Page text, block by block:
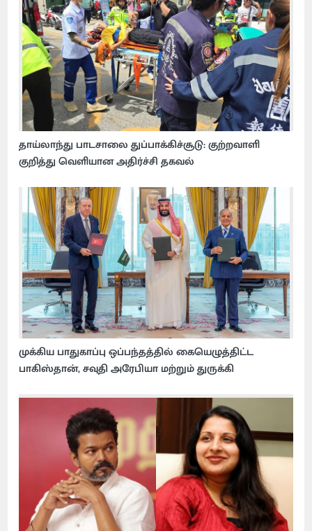
தாய்லாந்து பாடசாலை துப்பாக்கிச்சூடு: குற்றவாளி
குறித்து வெளியான அதிர்ச்சி தகவல்
முக்கிய பாதுகாப்பு ஒப்பந்தத்தில் கையெழுத்திட்ட
பாகிஸ்தான், சவுதி அரேபியா மற்றும் துருக்கி